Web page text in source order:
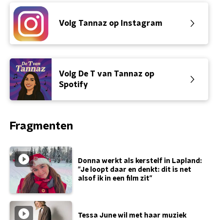
Volg Tannaz op Instagram
Volg De T van Tannaz op
Spotify
Fragmenten
Donna werkt als kerstelf in Lapland:
"Je loopt daar en denkt: dit is net
alsof ik in een film zit"
Tessa June wil met haar muziek